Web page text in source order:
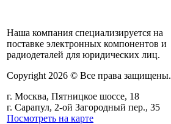
Наша компания специализируется на
поставке электронных компонентов и
радиодеталей для юридических лиц.
Copyright 2026 © Все права защищены.
г. Москва, Пятницкое шоссе, 18
г. Сарапул, 2-ой Загородный пер., 35
Посмотреть на карте